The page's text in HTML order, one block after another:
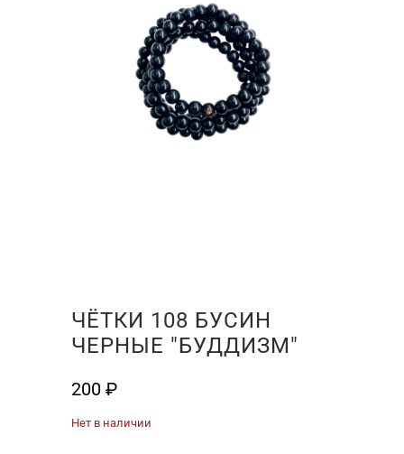
ЧЁТКИ 108 БУСИН
ЧЕРНЫЕ "БУДДИЗМ"
200 ₽
Нет в наличии